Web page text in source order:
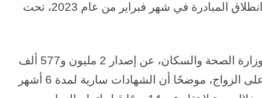
الجمهورية لـ«فحص المقبلين على الزواج» وذلك منذ انطلاق المبادرة في شهر فبراير من عام 2023، تحت
وكشف الدكتور حسام عبدالغفار المتحدث الرسمي لوزارة الصحة والسكان، عن إصدار 2 مليون و577 ألف
شهادة صحية موثقة ومؤمنة بـ (QR Code) للمقبلين على الزواج، موضحًا أن الشهادات سارية لمدة 6 أشهر